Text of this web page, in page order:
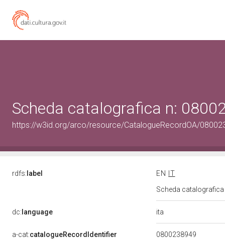
Scheda catalografica n:
https://w3id.org/arco/resource/CatalogueRecordOA/
rdfs: label EN
IT
Scheda
dc: language ita
a-cat:catalogueRecordIdentifier 0800238949